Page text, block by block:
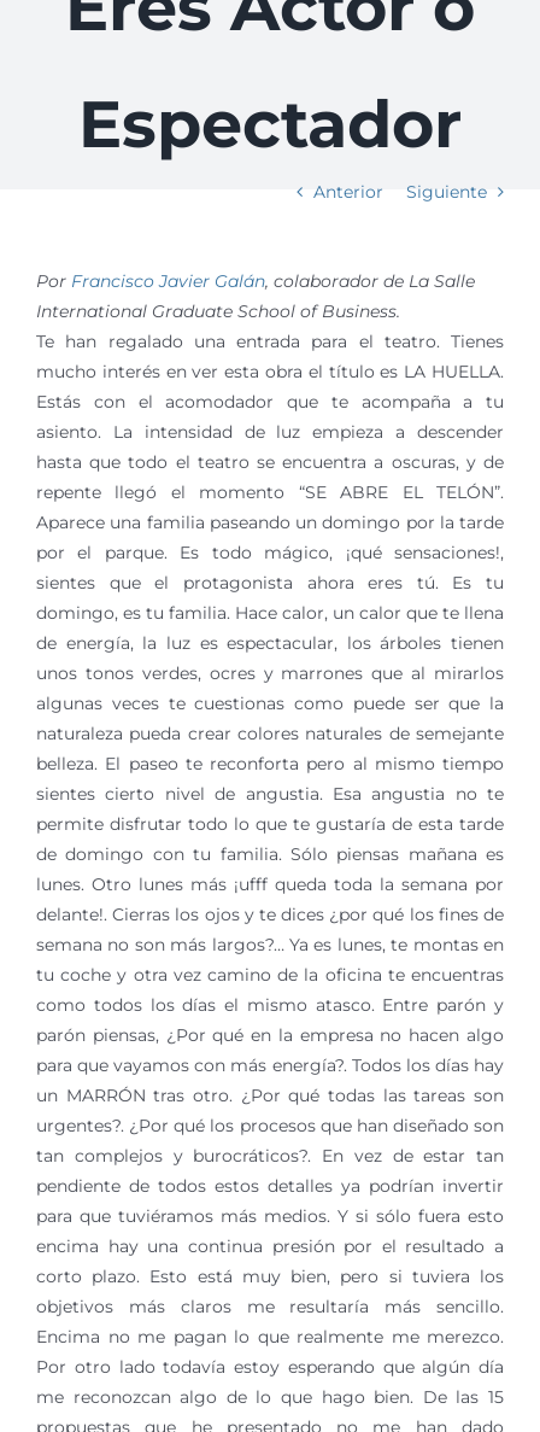
Espectador
Anterior Siguiente
Por Francisco Javier Galán, colaborador de La Salle
International Graduate School of Business.
Te han regalado una entrada para el teatro. Tienes
mucho interés en ver esta obra el título es LA HUELLA.
Estás con el acomodador que te acompaña a tu
asiento. La intensidad de luz empieza a descender
hasta que todo el teatro se encuentra a oscuras, y de
repente llegó el momento “SE ABRE EL TELÓN”.
Aparece una familia paseando un domingo por la tarde
por el parque. Es todo mágico, ¡qué sensaciones!,
sientes que el protagonista ahora eres tú. Es tu
domingo, es tu familia. Hace calor, un calor que te llena
de energía, la luz es espectacular, los árboles tienen
unos tonos verdes, ocres y marrones que al mirarlos
algunas veces te cuestionas como puede ser que la
naturaleza pueda crear colores naturales de semejante
belleza. El paseo te reconforta pero al mismo tiempo
sientes cierto nivel de angustia. Esa angustia no te
permite disfrutar todo lo que te gustaría de esta tarde
de domingo con tu familia. Sólo piensas mañana es
lunes. Otro lunes más ¡ufff queda toda la semana por
delante!. Cierras los ojos y te dices ¿por qué los fines de
semana no son más largos?… Ya es lunes, te montas en
tu coche y otra vez camino de la oficina te encuentras
como todos los días el mismo atasco. Entre parón y
parón piensas, ¿Por qué en la empresa no hacen algo
para que vayamos con más energía?. Todos los días hay
un MARRÓN tras otro. ¿Por qué todas las tareas son
urgentes?. ¿Por qué los procesos que han diseñado son
tan complejos y burocráticos?. En vez de estar tan
pendiente de todos estos detalles ya podrían invertir
para que tuviéramos más medios. Y si sólo fuera esto
encima hay una continua presión por el resultado a
corto plazo. Esto está muy bien, pero si tuviera los
objetivos más claros me resultaría más sencillo.
Encima no me pagan lo que realmente me merezco.
Por otro lado todavía estoy esperando que algún día
me reconozcan algo de lo que hago bien. De las 15